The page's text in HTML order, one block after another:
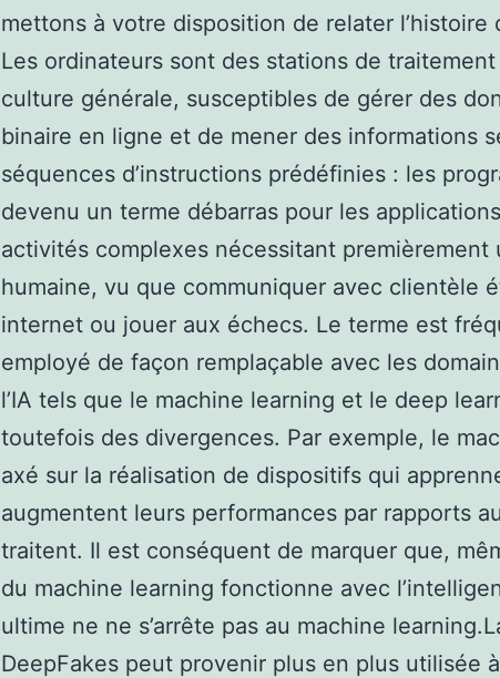
mettons à votre disposition de relater l’histoire
Les ordinateurs sont des stations de
culture générale, susceptibles de gérer des
binaire en ligne et de mener des informations
séquences d’instructions prédéfinies : les
devenu un terme débarras pour les
activités complexes nécessitant premièrement
humaine, vu que communiquer avec clientèle
internet ou jouer aux échecs. Le terme est
employé de façon remplaçable avec les
l’IA tels que le machine learning et le deep
toutefois des divergences. Par exemple, le
axé sur la réalisation de dispositifs qui
augmentent leurs performances par rapports
traitent. Il est conséquent de marquer que,
du machine learning fonctionne avec
ultime ne ne s’arrête pas au machine
DeepFakes peut provenir plus en plus utilisée